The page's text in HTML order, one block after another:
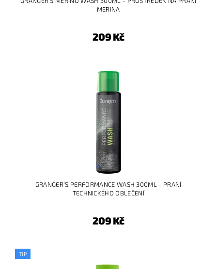
MERINA
209 Kč
GRANGER'S PERFORMANCE WASH 300ML - PRANÍ
TECHNICKÉHO OBLEČENÍ
209 Kč
TIP